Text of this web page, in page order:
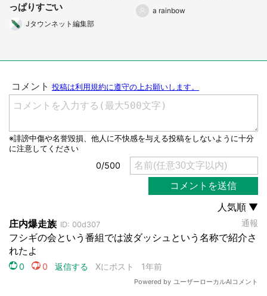
都道府選択
っぱりすごい
Jタウンネット編集部
a rainbow